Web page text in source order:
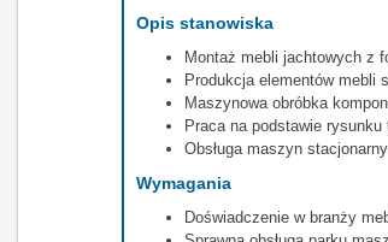
Opis stanowiska
Montaż mebli jachtowych z
Produkcja elementów mebli
Maszynowa obróbka
Praca na podstawie rysunku
Obsługa maszyn
Wymagania
Doświadczenie w branży